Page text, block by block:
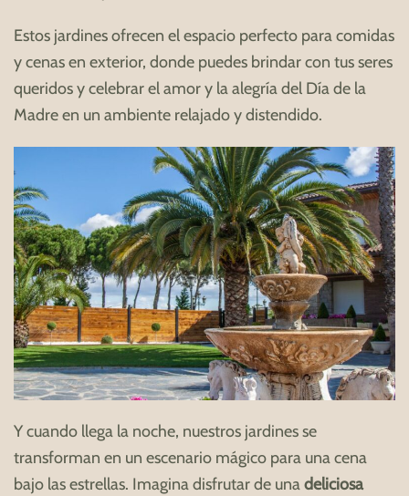
Estos jardines ofrecen el espacio perfecto para comidas
y cenas en exterior, donde puedes brindar con tus seres
queridos y celebrar el amor y la alegría del Día de la
Madre en un ambiente relajado y distendido.
Y cuando llega la noche, nuestros jardines se
transforman en un escenario mágico para una cena
bajo las estrellas. Imagina disfrutar de unadeliciosa